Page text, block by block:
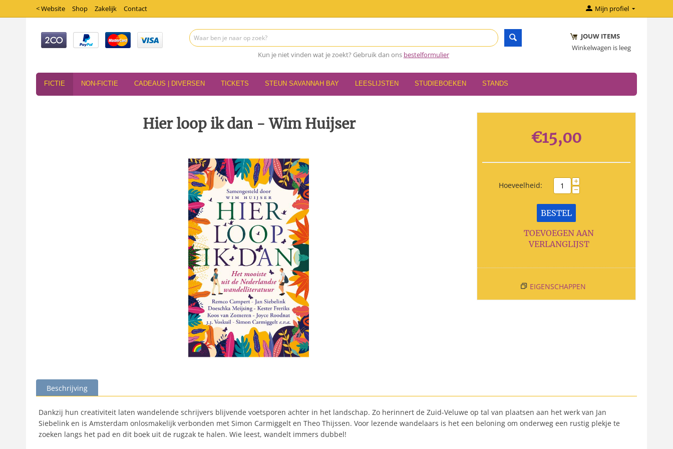
< Website Shop Zakelijk Contact Mijn profiel
Kun je niet vinden wat je zoekt? Gebruik dan ons bestelformulier
JOUW ITEMS
Winkelwagen is leeg
FICTIE NON-FICTIE CADEAUS | DIVERSEN TICKETS STEUN SAVANNAH BAY LEESLIJSTEN STUDIEBOEKEN STANDS
Hier loop ik dan - Wim Huijser
€15,00
Hoeveelheid: +
−
BESTEL
TOEVOEGEN AAN
VERLANGLIJST
EIGENSCHAPPEN
Beschrijving
Dankzij hun creativiteit laten wandelende schrijvers blijvende voetsporen achter in het landschap. Zo herinnert de Zuid-Veluwe op tal van plaatsen aan het werk van Jan
Siebelink en is Amsterdam onlosmakelijk verbonden met Simon Carmiggelt en Theo Thijssen. Voor lezende wandelaars is het een beloning om onderweg een rustig plekje te
zoeken langs het pad en dit boek uit de rugzak te halen. Wie leest, wandelt immers dubbel!